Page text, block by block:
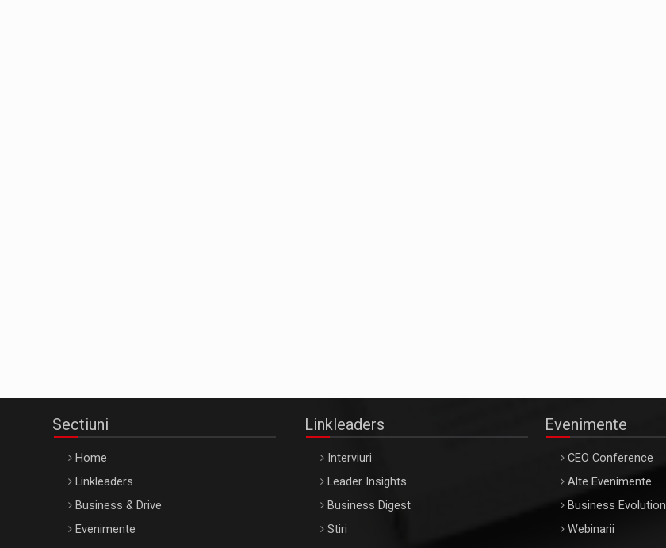
Sectiuni
Home
Linkleaders
Business & Drive
Evenimente
Linkleaders
Interviuri
Leader Insights
Business Digest
Stiri
Evenimente
CEO Conference
Alte Evenimente
Business Evolution
Webinarii